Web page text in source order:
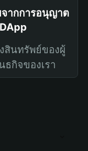
จากการอนุญาต
สินทรัพย์ของผู้
กิจของเรา